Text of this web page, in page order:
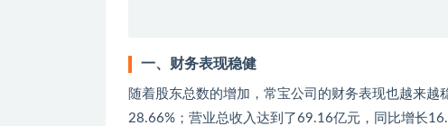
一、财务表现稳健
随着股东总数的增加，常宝公司的财务表现也越来
28.66%；营业总收入达到了69.16亿元，同比增长